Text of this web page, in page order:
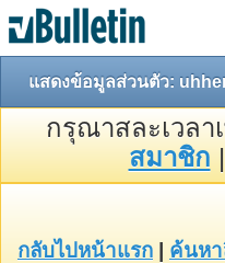
แสดงข้อมูลส่วนตัว:
กรุณาสละเวลา
สมาชิก |
กลับไปหน้าแรก ค้นห